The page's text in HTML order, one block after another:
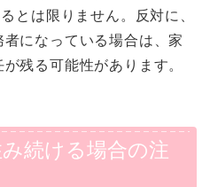
とは限りません。反対に、
になっている場合は、家
残る可能性があります。
続ける場合の注